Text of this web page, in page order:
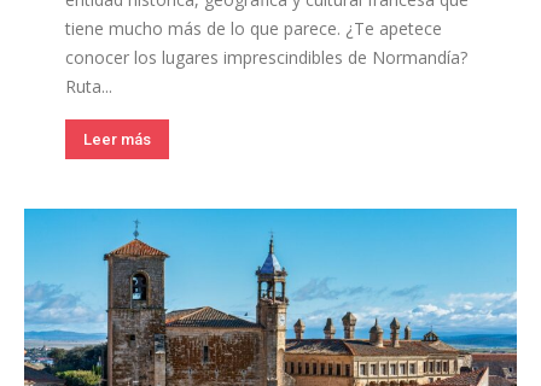
tiene mucho más de lo que parece. ¿Te apetece
conocer los lugares imprescindibles de Normandía?
Ruta...
Leer más